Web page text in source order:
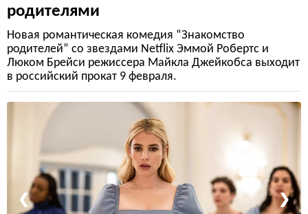
родителями
Новая романтическая комедия “Знакомство
родителей” со звездами Netflix Эммой Робертс и
Люком Брейси режиссера Майкла Джейкобса выходит
в российский прокат 9 февраля.
❮ ❯